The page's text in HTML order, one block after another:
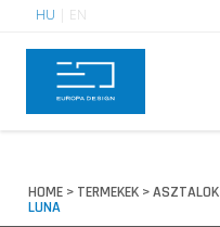
HU EN
HOME > TERMEKEK >ASZTALOK
LUNA